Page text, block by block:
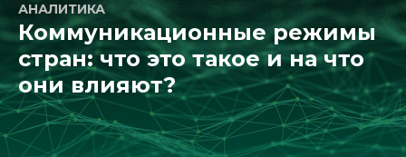
АНАЛИТИКА
Коммуникационные режимы
стран: что это такое и на что
они влияют?